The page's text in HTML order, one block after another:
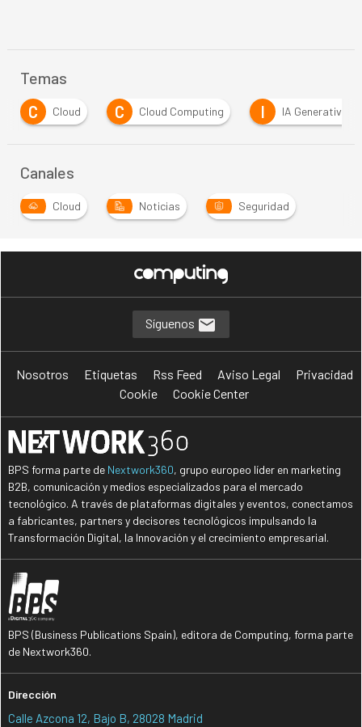
Temas
C
Cloud C Cloud Computing I IA Generativa
Canales
Cloud Noticias Seguridad
Síguenos
Nosotros Etiquetas Rss Feed Aviso Legal
Privacidad
Cookie
Cookie Center
BPS forma parte de Nextwork360, grupo europeo líder en marketing
B2B, comunicación y medios especializados para el mercado
tecnológico. A través de plataformas digitales y eventos, conectamos
a fabricantes, partners y decisores tecnológicos impulsando la
Transformación Digital, la Innovación y el crecimiento empresarial.
BPS (Business Publications Spain), editora de Computing, forma parte
de Nextwork360.
Dirección
Calle Azcona 12, Bajo B, 28028 Madrid